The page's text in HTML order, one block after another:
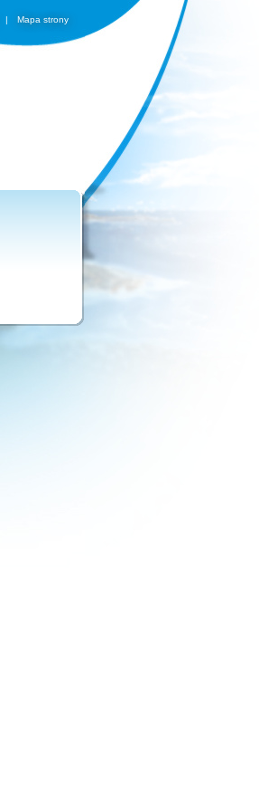
| Mapa strony